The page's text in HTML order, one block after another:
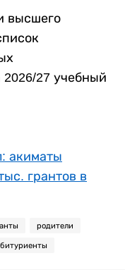
высшего
2026/27 учебный
акиматы
грантов в
родители